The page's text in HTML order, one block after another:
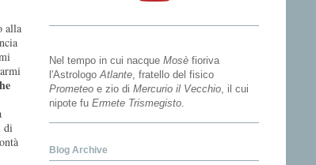
alla
di
Nel tempo in cui nacque Mosè fioriva
l'Astrologo Atlante , fratello del fisico
Prometeo e zio di Mercurio il Vecchio , il cui
nipote fu Ermete Trismegisto
Blog Archive